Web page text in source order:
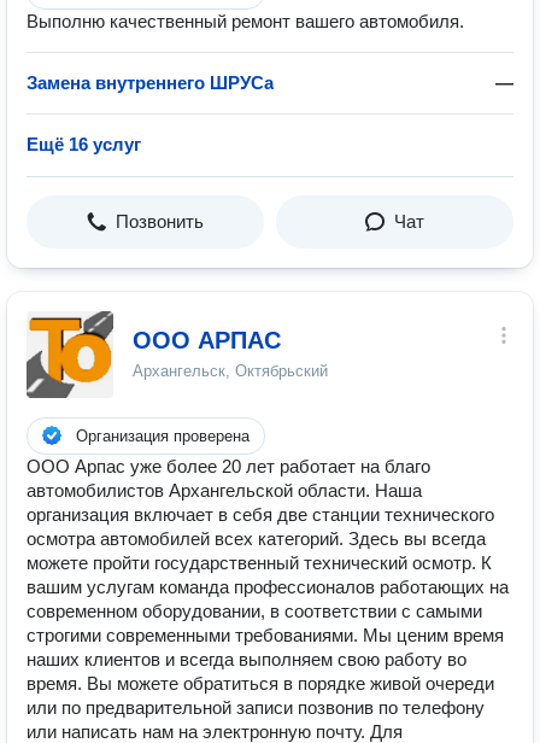
Выполню качественный ремонт вашего автомобиля.
Замена внутреннего ШРУСа —
Ещё 16 услуг
Позвонить Чат
ООО АРПАС
Архангельск, Октябрьский
Организация проверена
OOO Арпас уже более 20 лет работает на благо
автомобилистов Архангельской области. Наша
организация включает в себя две станции технического
осмотра автомобилей всех категорий. Здесь вы всегда
можете пройти государственный технический осмотр. К
вашим услугам команда профессионалов работающих на
современном оборудовании, в соответствии с самыми
строгими современными требованиями. Мы ценим время
наших клиентов и всегда выполняем свою работу во
время. Вы можете обратиться в порядке живой очереди
или по предварительной записи позвонив по телефону
или написать нам на электронную почту. Для